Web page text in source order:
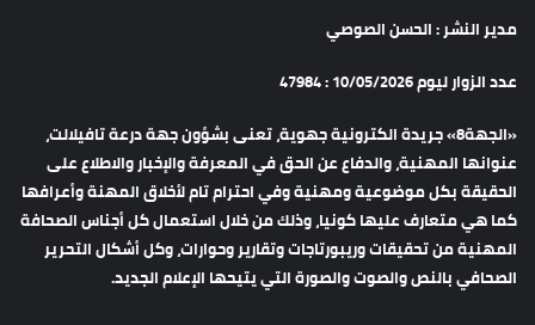
مدير النشر : الحسن الصوصي
عدد الزوار ليوم 10/05/2026 : 47984
«الجهة8» جريدة الكترونية جهوية، تعنى بشؤون جهة درعة تافيلالت،
عنوانها المهنية، والدفاع عن الحق في المعرفة والإخبار والاطلاع على
الحقيقة بكل موضوعية ومهنية وفي احترام تام لأخلاق المهنة وأعرافها
كما هي متعارف عليها كونيا، وذلك من خلال استعمال كل أجناس الصحافة
المهنية من تحقيقات وريبورتاجات وتقارير وحوارات، وكل أشكال التحرير
الصحافي بالنص والصوت والصورة التي يتيحها الإعلام الجديد.